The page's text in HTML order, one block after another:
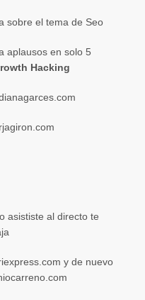
sobre el tema de Seo
aplausos en solo 5
Hacking
asististe al directo te
y de nuevo